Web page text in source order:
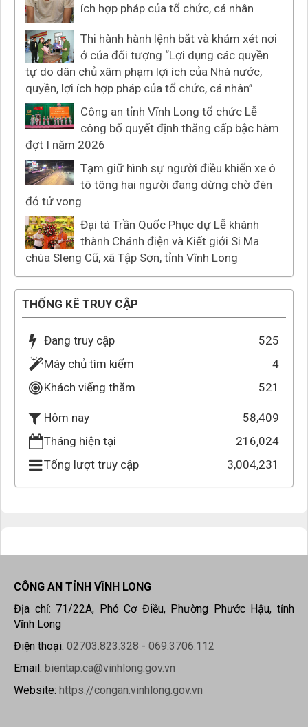
ích hợp pháp của tổ chức, cá nhân
Thi hành hành lệnh bắt và khám xét nơi
ở của đối tượng “Lợi dụng các quyền
tự do dân chủ xâm phạm lợi ích của Nhà nước,
quyền, lợi ích hợp pháp của tổ chức, cá nhân”
Công an tỉnh Vĩnh Long tổ chức Lễ
công bố quyết định thăng cấp bậc hàm
đợt I năm 2026
Tạm giữ hình sự người điều khiển xe ô
tô tông hai người đang dừng chờ đèn
đỏ tử vong
Đại tá Trần Quốc Phục dự Lễ khánh
thành Chánh điện và Kiết giới Si Ma
chùa Sleng Cũ, xã Tập Sơn, tỉnh Vĩnh Long
THỐNG KÊ TRUY CẬP
Đang truy cập
525
Máy chủ tìm kiếm
4
Khách viếng thăm
521
Hôm nay
58,409
Tháng hiện tại
216,024
Tổng lượt truy cập
3,004,231
CÔNG AN TỈNH VĨNH LONG
Địa chỉ: 71/22A, Phó Cơ Điều, Phường Phước Hậu, tỉnh
Vĩnh Long
Điện thoại: 02703.823.328 - 069.3706.112
Email: bientap.ca@vinhlong.gov.vn
Website: https://congan.vinhlong.gov.vn